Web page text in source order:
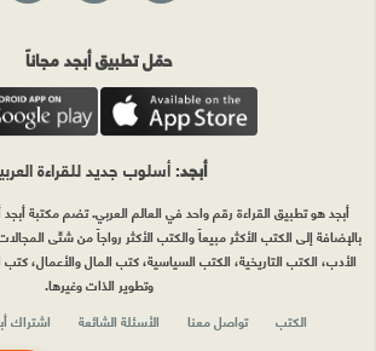
حمّل تطبيق أبجد مجاناً
أبجد: أسلوب جديد للقراءة
أبجد هو تطبيق القراءة رقم واحد في العالم العربي. تضم مكتبة
بالإضافة إلى الكتب الأكثر مبيعاً والكتب الأكثر رواجاً من شتّى
الأدب، الكتب التاريخية، الكتب السياسية، كتب المال والأعمال،
وتطوير الذات وغيرها.
الكتب
تواصل معنا الأسئلة الشائعة اشتراك